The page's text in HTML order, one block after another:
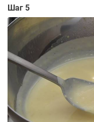
Шаг 5